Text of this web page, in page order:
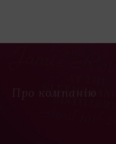
Про компанію